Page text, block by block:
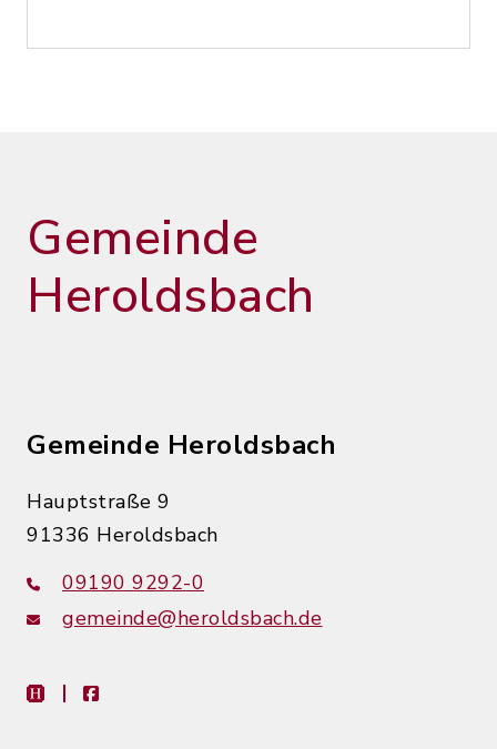
Gemeinde
Heroldsbach
Gemeinde Heroldsbach
Hauptstraße 9
91336 Heroldsbach
09190 9292-0
gemeinde@heroldsbach.de
heimat-infofacebook